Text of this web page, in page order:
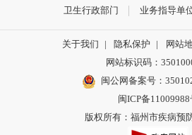
卫生行政部门 业务指导单
关于我们 | 隐私保护 | 网站
网站标识码：
闽公网备案号：
闽ICP备11009988
版权所有：福州市疾病预